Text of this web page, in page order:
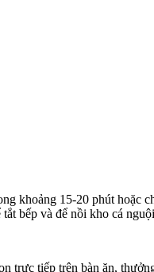
khoảng 15-20 phút hoặc
bếp và để nồi kho cá
trực tiếp trên bàn ăn,